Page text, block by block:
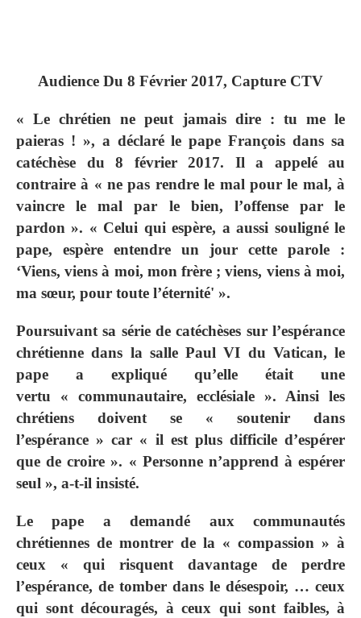
Audience Du 8 Février 2017, Capture CTV
« Le chrétien ne peut jamais dire : tu me le
paieras ! », a déclaré le pape François dans sa
catéchèse du 8 février 2017. Il a appelé au
contraire à « ne pas rendre le mal pour le mal, à
vaincre le mal par le bien, l’offense par le
pardon ». « Celui qui espère, a aussi souligné le
pape, espère entendre un jour cette parole :
‘Viens, viens à moi, mon frère ; viens, viens à moi,
ma sœur, pour toute l’éternité' ».
Poursuivant sa série de catéchèses sur l’espérance
chrétienne dans la salle Paul VI du Vatican, le
pape a expliqué qu’elle était une
vertu « communautaire, ecclésiale ». Ainsi les
chrétiens doivent se « soutenir dans
l’espérance » car « il est plus difficile d’espérer
que de croire ». « Personne n’apprend à espérer
seul », a-t-il insisté.
Le pape a demandé aux communautés
chrétiennes de montrer de la « compassion » à
ceux « qui risquent davantage de perdre
l’espérance, de tomber dans le désespoir, … ceux
qui sont découragés, à ceux qui sont faibles, à